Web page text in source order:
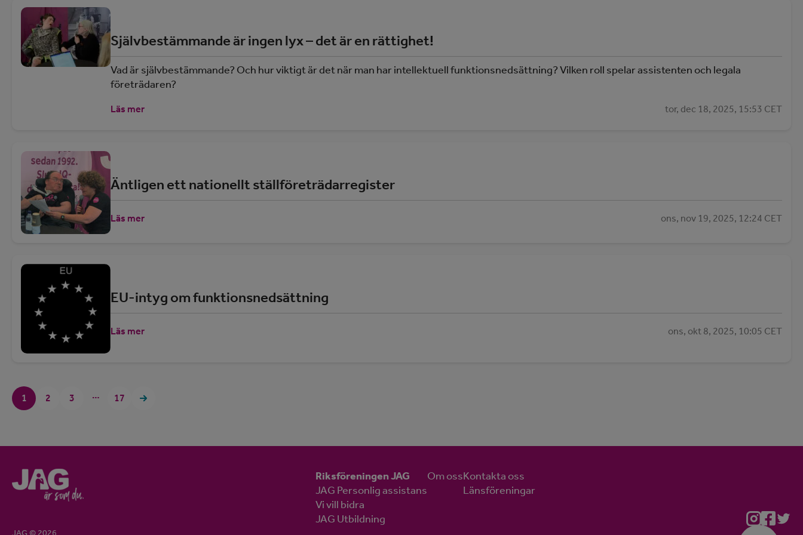
Självbestämmande är ingen lyx – det är en rättighet!
Vad är självbestämmande? Och hur viktigt är det när man har intellektuell funktionsnedsättning? Vilken roll spelar assistenten och legala
företrädaren?
Läs mer tor, dec 18, 2025, 15:53 CET
Äntligen ett nationellt ställföreträdarregister
Läs mer ons, nov 19, 2025, 12:24 CET
EU-intyg om funktionsnedsättning
Läs mer ons, okt 8, 2025, 10:05 CET
1 2 3 … 17
Riksföreningen JAG
JAG Personlig assistans
Vi vill bidra
JAG Utbildning
Om ossKontakta oss
Länsföreningar
JAG © 2026